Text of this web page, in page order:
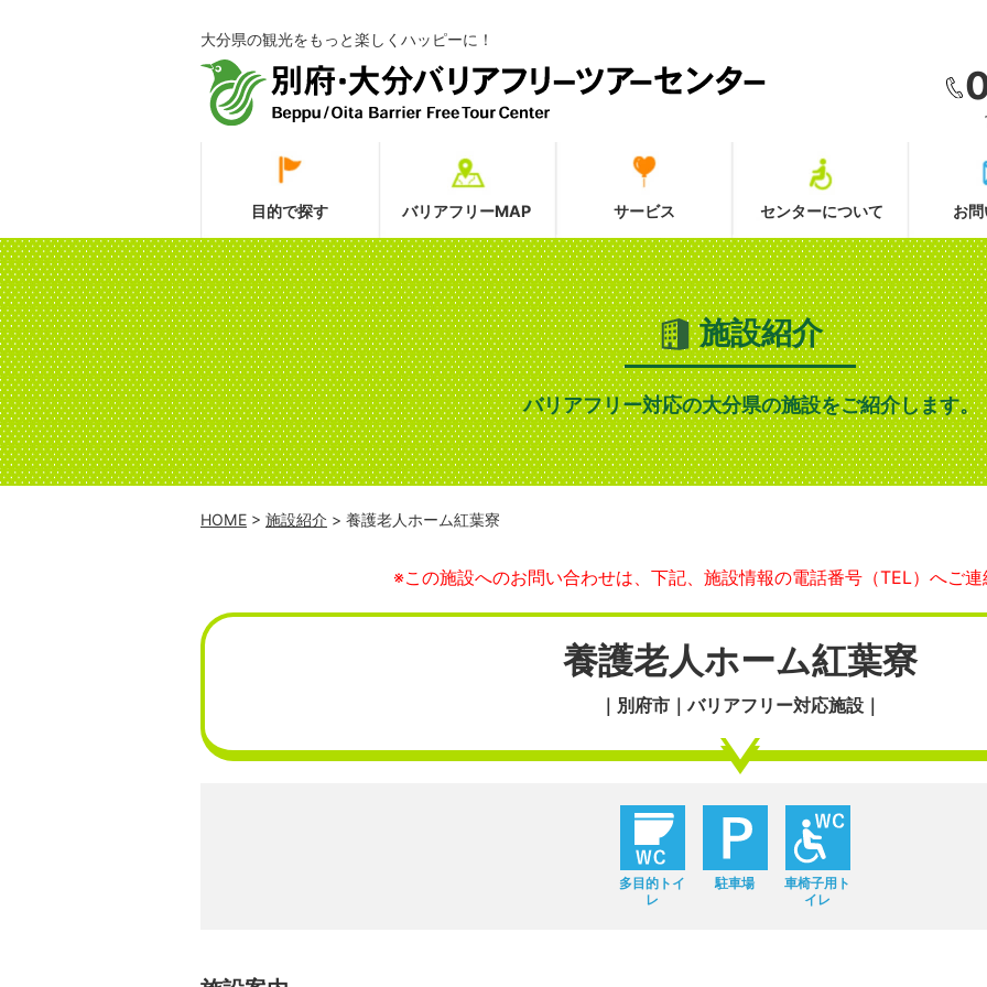
大分県の観光をもっと楽しくハッピーに！
目的で探す バリアフリーMAP サービス センターについて お
施設紹介
バリアフリー対応の大分県の施設をご紹介します。
HOME > 施設紹介 > 養護老人ホーム紅葉寮
※この施設へのお問い合わせは、下記、施設情報の電話番号（TEL）へご連
養護老人ホーム紅葉寮
｜別府市｜バリアフリー対応施設｜
多目的トイ
レ
駐車場
車椅子用ト
イレ